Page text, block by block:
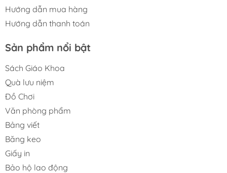
Hướng dẫn mua hàng
Hướng dẫn thanh toán
Sản phẩm nổi bật
Sách Giáo Khoa
Quà lưu niệm
Đồ Chơi
Văn phòng phẩm
Bảng viết
Băng keo
Giấy in
Bảo hộ lao động